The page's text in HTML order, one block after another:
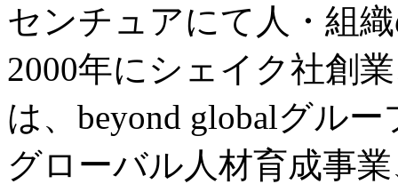
センチュアにて人・組
2000年にシェイク社創
は、beyond globalグル
グローバル人材育成事